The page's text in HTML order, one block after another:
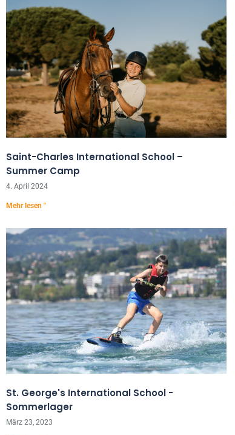
Saint-Charles International School –
Summer Camp
4. April 2024
Mehr lesen "
St. George's International School -
Sommerlager
März 23, 2023